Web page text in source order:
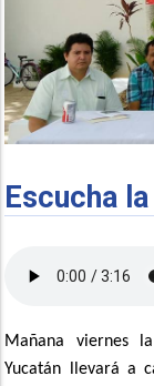
Escucha
Mañana viernes
Yucatán llevará a